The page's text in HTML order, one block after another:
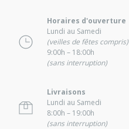
Horaires d'ouverture
Lundi au Samedi
(veilles de fêtes compris)
9:00h – 18:00h
(sans interruption)
Livraisons
Lundi au Samedi
8:00h – 19:00h
(sans interruption)